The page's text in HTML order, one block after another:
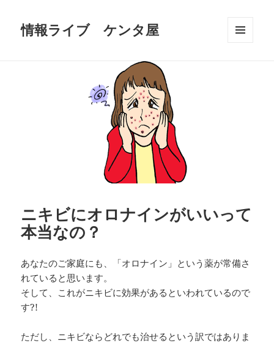
情報ライブ ケンタ屋
ニキビにオロナインがいいって
本当なの？
あなたのご家庭にも、「オロナイン」という薬が常備さ
れていると思います。
そして、これがニキビに効果があるといわれているので
す?!
ただし、ニキビならどれでも治せるという訳ではありま